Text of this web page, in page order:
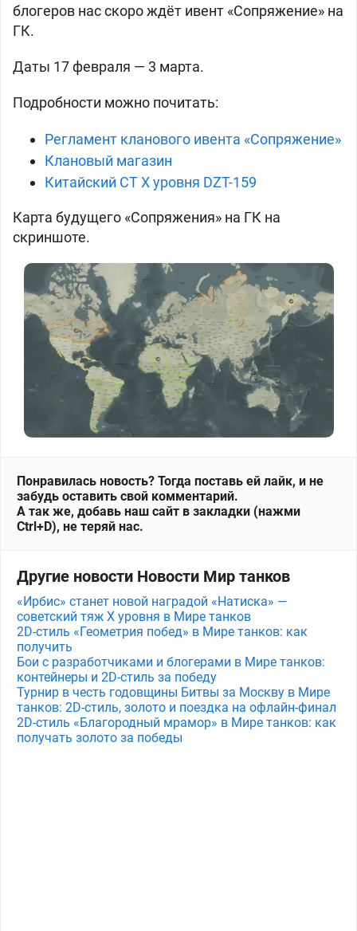
блогеров нас скоро ждёт ивент «Сопряжение» на
ГК.
Даты 17 февраля — 3 марта.
Подробности можно почитать:
Регламент кланового ивента «Сопряжение»
Клановый магазин
Китайский СТ X уровня DZT-159
Карта будущего «Сопряжения» на ГК на
скриншоте.
Понравилась новость? Тогда поставь ей лайк, и не
забудь оставить свой комментарий.
А так же, добавь наш сайт в закладки (нажми
Ctrl+D), не теряй нас.
Другие новости Новости Мир танков
«Ирбис» станет новой наградой «Натиска» —
советский тяж X уровня в Мире танков
2D-стиль «Геометрия побед» в Мире танков: как
получить
Бои с разработчиками и блогерами в Мире танков:
контейнеры и 2D-стиль за победу
Турнир в честь годовщины Битвы за Москву в Мире
танков: 2D-стиль, золото и поездка на офлайн-финал
2D-стиль «Благородный мрамор» в Мире танков: как
получать золото за победы